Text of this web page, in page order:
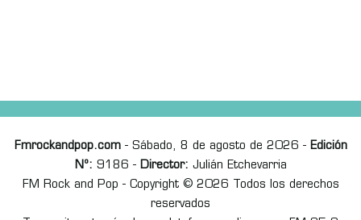
Fmrockandpop.com- Sábado, 8 de agosto de 2026 - Edición
Nº: 9186 - Director: Julián Etchevarria
FM Rock and Pop - Copyright © 2026 Todos los derechos
reservados